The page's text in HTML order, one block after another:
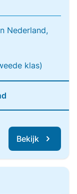
Nederland,
klas)
Bekijk